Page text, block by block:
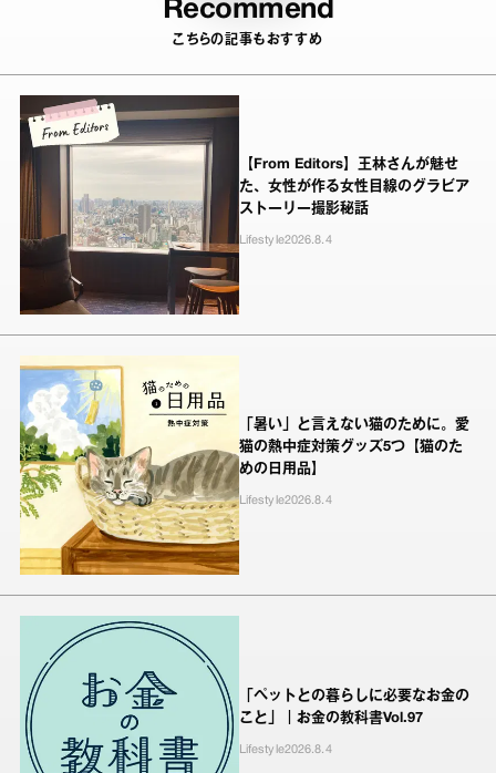
Recommend
こちらの記事もおすすめ
【From Editors】王林さんが魅せ
た、女性が作る女性目線のグラビア
ストーリー撮影秘話
Lifestyle2026.8.4
「暑い」と言えない猫のために。愛
猫の熱中症対策グッズ5つ【猫のた
めの日用品】
Lifestyle2026.8.4
「ペットとの暮らしに必要なお金の
こと」｜お金の教科書Vol.97
Lifestyle2026.8.4